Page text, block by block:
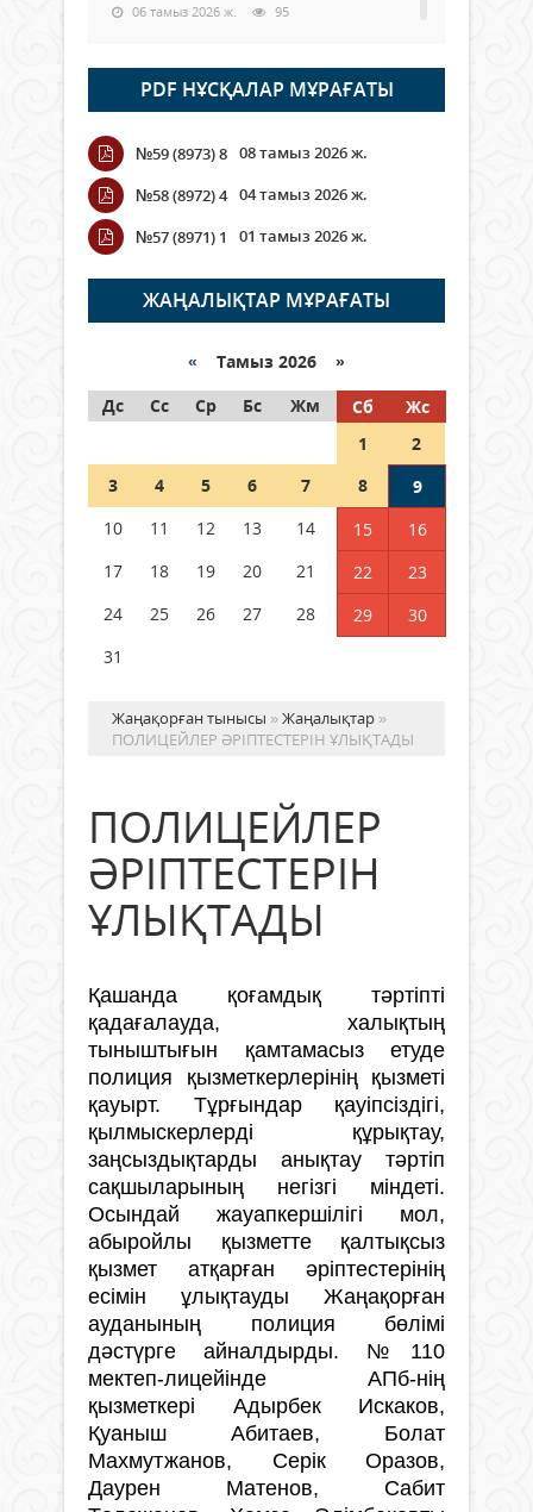
06 тамыз 2026 ж. 95
Open Air: Қызылорда облысы
полиция департаменті 20
мыңнан астам көрерменнің
қауіпсіздігін қамтамасыз етті
06 тамыз 2026 ж.
Wi-Fi ҚАБЫРҒА АРҚЫЛЫ ҚАЛАЙ
ӨТЕДІ?
06 тамыз 2026 ж. 273
граждане Казахстана,
05 тамыз 2026 ж. 154
Шетелде жүрген Қазақстан
азаматтары қалай дауыс бере
PDF НҰСҚАЛАР МҰРАҒАТЫ
№59 (8973) 8 08 тамыз 2026 ж.
№58 (8972) 4 04 тамыз 2026 ж.
№57 (8971) 1
01 тамыз 2026 ж.
ЖАҢАЛЫҚТАР МҰРАҒАТЫ
« Тамыз 2026 »
Дс
Сс Ср Бс Жм Сб
Жс
1
2
3
4 5 6 7 8
9
10
11 12 13 14 15
16
17
18 19 20 21 22
23
24
25 26 27 28 29
30
31
Жаңақорған тынысы »Жаңалықтар »
ПОЛИЦЕЙЛЕР ӘРІПТЕСТЕРІН ҰЛЫҚТАДЫ
ПОЛИЦЕЙЛЕР
ӘРІПТЕСТЕРІН
ҰЛЫҚТАДЫ
Қашанда қоғамдық тәртіпті
қадағалауда, халықтың
тыныштығын қамтамасыз етуде
полиция қызметкерлерінің қызметі
қауырт. Тұрғындар қауіпсіздігі,
қылмыскерлерді құрықтау,
заңсыздықтарды анықтау тәртіп
сақшыларының негізгі міндеті.
Осындай жауапкершілігі мол,
абыройлы қызметте қалтықсыз
қызмет атқарған әріптестерінің
есімін ұлықтауды Жаңақорған
ауданының полиция бөлімі
дәстүрге айналдырды. №110
мектеп-лицейінде АПб-нің
қызметкері Адырбек Искаков,
Қуаныш Абитаев, Болат
Махмутжанов, Серік Оразов,
Даурен Матенов, Сабит